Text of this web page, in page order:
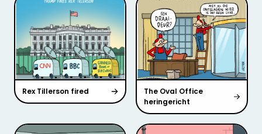
Rex Tillerson fired
The Oval Office
heringericht